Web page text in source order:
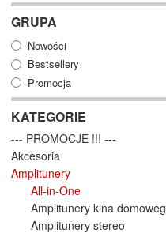
GRUPA
Nowości
Bestsellery
Promocja
KATEGORIE
--- PROMOCJE !!! ---
Akcesoria
Amplitunery
All-in-One
Amplitunery kina
Amplitunery stereo